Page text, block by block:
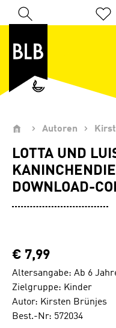
Zum Hauptinhalt springen
Autoren
LOTTA UND
DOWNLOAD-
€ 7,99
Altersangabe: Ab 6
Zielgruppe: Kinder
Autor: Kirsten Brünjes
Best.-Nr: 572034